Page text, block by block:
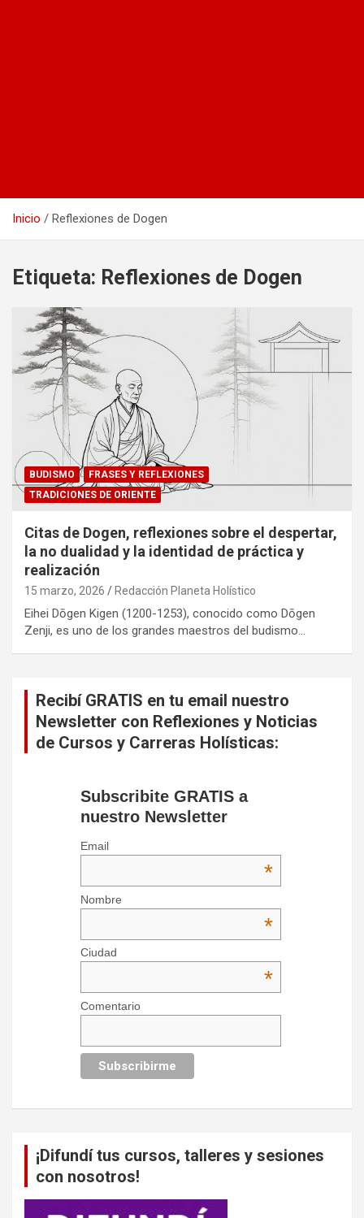
Inicio Reflexiones de Dogen
Etiqueta: Reflexiones de Dogen
BUDISMO
FRASES Y REFLEXIONES
TRADICIONES DE ORIENTE
Citas de Dogen, reflexiones sobre el despertar,
la no dualidad y la identidad de práctica y
realización
15 marzo, 2026 Redacción Planeta Holístico
Eihei Dōgen Kigen (1200-1253), conocido como Dōgen
Zenji, es uno de los grandes maestros del budismo…
Recibí GRATIS en tu email nuestro
Newsletter con Reflexiones y Noticias
de Cursos y Carreras Holísticas:
Subscribite GRATIS a
nuestro Newsletter
Email
*
Nombre
*
Ciudad
*
Comentario
¡Difundí tus cursos, talleres y sesiones
con nosotros!